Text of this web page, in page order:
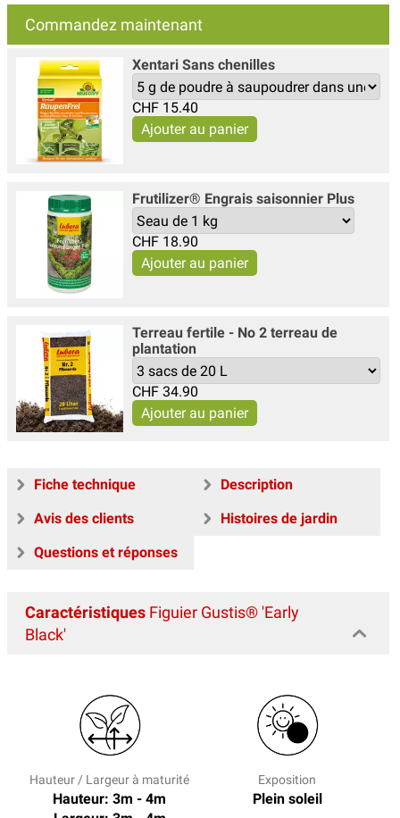
Commandez maintenant
Xentari Sans chenilles
CHF 15.40
Frutilizer® Engrais saisonnier Plus
CHF 18.90
Terreau fertile - No 2 terreau de
plantation
CHF 34.90
Fiche technique
Description
Avis des clients
Histoires de jardin
Questions et réponses
Caractéristiques Figuier Gustis® 'Early
Black'
Hauteur / Largeur à maturité
Hauteur: 3m - 4m
Exposition
Plein soleil